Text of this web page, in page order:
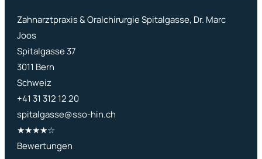
Zahnarztpraxis & Oralchirurgie Spitalgasse, Dr. Marc
Joos
Spitalgasse 37
3011 Bern
Schweiz
+41 31 312 12 20
spitalgasse@sso-hin.ch
★★★★☆
User rating: 4 out of 5 stars
Bewertungen